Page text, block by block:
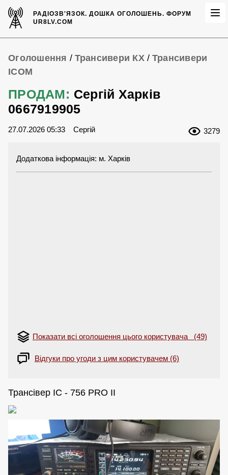
РАДІОЗВ'ЯЗОК.ДОШКА ОГОЛОШЕНЬ. ФОРУМ
UR8LV.COM
Оголошення / Трансивери КХ/ Трансивери
ICOM
ПРОДАМ: Сергій Харків
0667919905
27.07.2026 05:33 Сергій 3279
Додаткова інформація: м. Харків
Показати всі оголошення цього користувача (49)
Відгуки про угоди з цим користувачем (6)
Трансівер IC - 756 PRO II